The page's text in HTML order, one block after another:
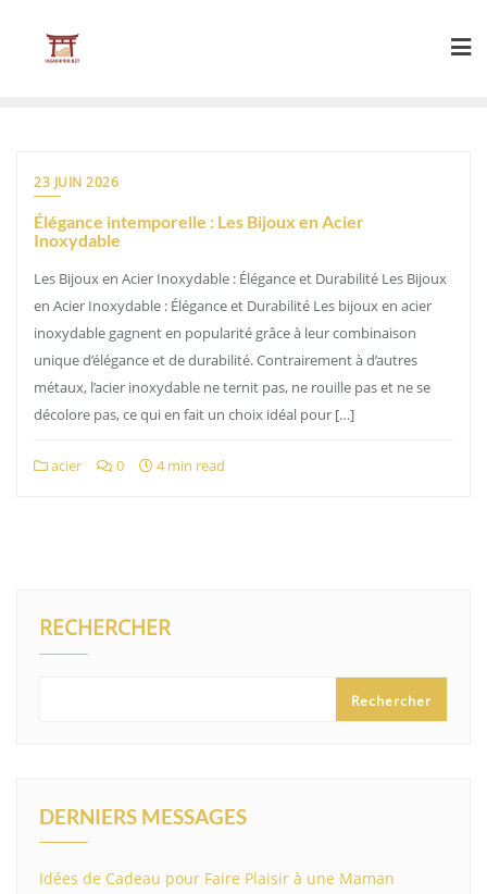
content
23 JUIN 2026
Élégance intemporelle : Les Bijoux en Acier
Inoxydable
Les Bijoux en Acier Inoxydable : Élégance et Durabilité Les Bijoux
en Acier Inoxydable : Élégance et Durabilité Les bijoux en acier
inoxydable gagnent en popularité grâce à leur combinaison
unique d’élégance et de durabilité. Contrairement à d’autres
métaux, l’acier inoxydable ne ternit pas, ne rouille pas et ne se
décolore pas, ce qui en fait un choix idéal pour […]
acier 0 4 min read
RECHERCHER
Rechercher
DERNIERS MESSAGES
Idées de Cadeau pour Faire Plaisir à une Maman